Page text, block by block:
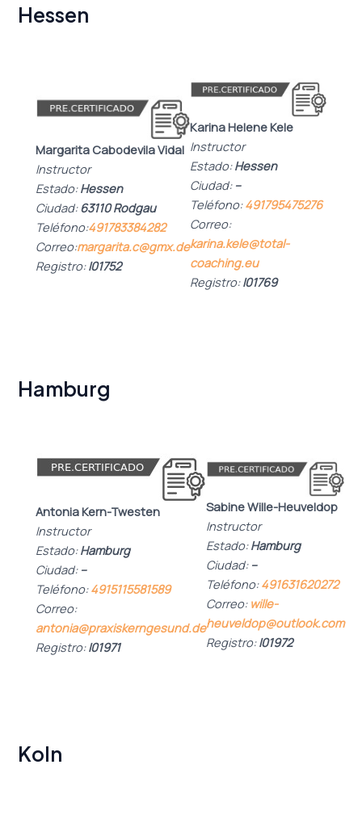
Hessen
Margarita Cabodevila Vidal
Instructor
Estado:Hessen
Ciudad:63110 Rodgau
Teléfono:491783384282
Correo:margarita.c@gmx.de
Registro:I01752
Karina Helene Kele
Instructor
Estado:Hessen
Ciudad: –
Teléfono:491795475276
Correo:
karina.kele@total-
coaching.eu
Registro:I01769
Hamburg
Antonia Kern-Twesten
Instructor
Estado:Hamburg
Ciudad: –
Teléfono:4915115581589
Correo:
antonia@praxiskerngesund.de
Registro:I01971
Sabine Wille-Heuveldop
Instructor
Estado:Hamburg
Ciudad: –
Teléfono:491631620272
Correo: wille-
heuveldop@outlook.com
Registro:I01972
Koln